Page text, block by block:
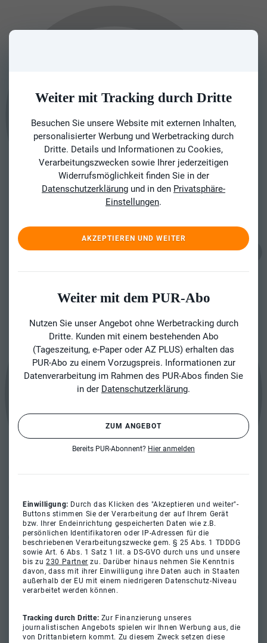
Weiter mit Tracking durch Dritte
Besuchen Sie unsere Website mit externen Inhalten,
personalisierter Werbung und Werbetracking durch
Dritte. Details und Informationen zu Cookies,
Verarbeitungszwecken sowie Ihrer jederzeitigen
Widerrufsmöglichkeit finden Sie in der
Datenschutzerklärung und in den Privatsphäre-
Einstellungen.
AKZEPTIEREN UND WEITER
Weiter mit dem PUR-Abo
Nutzen Sie unser Angebot ohne Werbetracking durch
Dritte. Kunden mit einem bestehenden Abo
(Tageszeitung, e-Paper oder AZ PLUS) erhalten das
PUR-Abo zu einem Vorzugspreis. Informationen zur
Datenverarbeitung im Rahmen des PUR-Abos finden Sie
in der Datenschutzerklärung.
ZUM ANGEBOT
Bereits PUR-Abonnent? Hier anmelden
Einwilligung: Durch das Klicken des "Akzeptieren und weiter"-
Buttons stimmen Sie der Verarbeitung der auf Ihrem Gerät
bzw. Ihrer Endeinrichtung gespeicherten Daten wie z.B.
persönlichen Identifikatoren oder IP-Adressen für die
beschriebenen Verarbeitungszwecke gem. § 25 Abs. 1 TDDDG
sowie Art. 6 Abs. 1 Satz 1 lit. a DS-GVO durch uns und unsere
bis zu230 Partner zu. Darüber hinaus nehmen Sie Kenntnis
davon, dass mit ihrer Einwilligung ihre Daten auch in Staaten
außerhalb der EU mit einem niedrigeren Datenschutz-Niveau
verarbeitet werden können.
Tracking durch Dritte: Zur Finanzierung unseres
journalistischen Angebots spielen wir Ihnen Werbung aus, die
von Drittanbietern kommt. Zu diesem Zweck setzen diese